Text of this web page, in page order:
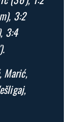
3:2
3:4
Marić,